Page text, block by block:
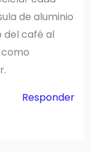
de aluminio
del café al
Responder